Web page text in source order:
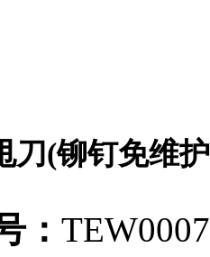
刀(铆钉免维
：